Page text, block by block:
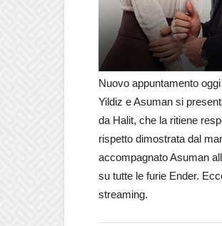
Nuovo appuntamento
Yildiz e Asuman si
da Halit, che la ritiene
rispetto dimostrata dal
accompagnato Asuman
su tutte le furie Ender.
streaming.